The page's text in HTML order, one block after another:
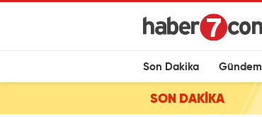
Son Dakika Gündem
SON DAKİKA